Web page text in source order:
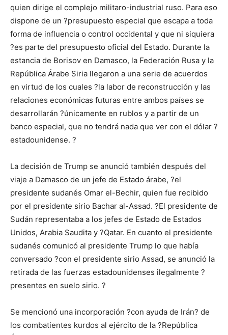
quien dirige el complejo militaro-industrial ruso. Para eso
dispone de un ?presupuesto especial que escapa a toda
forma de influencia o control occidental y que ni siquiera
?es parte del presupuesto oficial del Estado. Durante la
estancia de Borisov en Damasco, la Federación Rusa y la
República Árabe Siria llegaron a una serie de acuerdos
en virtud de los cuales ?la labor de reconstrucción y las
relaciones económicas futuras entre ambos países se
desarrollarán ?únicamente en rublos y a partir de un
banco especial, que no tendrá nada que ver con el dólar ?
estadounidense. ?
La decisión de Trump se anunció también después del
viaje a Damasco de un jefe de Estado árabe, ?el
presidente sudanés Omar el-Bechir, quien fue recibido
por el presidente sirio Bachar al-Assad. ?El presidente de
Sudán representaba a los jefes de Estado de Estados
Unidos, Arabia Saudita y ?Qatar. En cuanto el presidente
sudanés comunicó al presidente Trump lo que había
conversado ?con el presidente sirio Assad, se anunció la
retirada de las fuerzas estadounidenses ilegalmente ?
presentes en suelo sirio. ?
Se mencionó una incorporación ?con ayuda de Irán? de
los combatientes kurdos al ejército de la ?República